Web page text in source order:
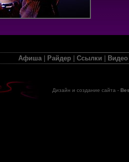
Афиша| Райдер Ссылки Видео
Дизайн и создание сайта -